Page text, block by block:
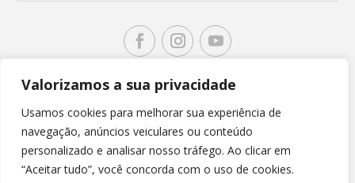
Valorizamos a sua privacidade
Usamos cookies para melhorar sua experiência de
navegação, anúncios veiculares ou conteúdo
personalizado e analisar nosso tráfego. Ao clicar em
“Aceitar tudo”, você concorda com o uso de cookies.